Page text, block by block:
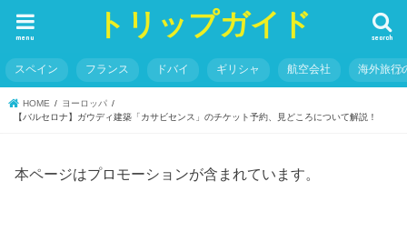
トリップガイド search
menu
スペイン フランス ドバイ ギリシャ 航空会社 海外旅行
HOME
ヨーロッパ
【バルセロナ】ガウディ建築「カサビセンス」のチケット予約、見どころについて解説！
本ページはプロモーションが含まれています。